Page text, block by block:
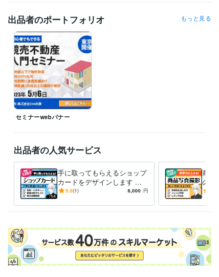
総合旅行業務取扱管理者 取得年 : 1991年
硬筆書写検定
ビジネス・クリエイティブツール
Adobe Photoshop:28年Lightroom:28年
Adobe InDesign:22年
Excel:30年
Google ドキュメント:15年カラーミーショップ:13年
Canva:1年Dreamweaver:22年
Procreate:4年
ペイントツールSAI:8年
ComicStudio:13年
Adobe Audition:6年
得意分野
デザイン制作 印刷物全般
デザイン制作 ブックデザイン、フライヤー、グッズ
学歴
武蔵野美術大学短期大学部 1998年3月 ~ 2001年2月
東京デザイナー・アカデミー 1985年3月 ~ 1987年2月
語学力
英語 日常会話レベル
出品者のポートフォリオ もっと見る
セミナーwebバナー
出品者の人気サービス
手に取ってもらえるショップ
カードをデザインします 印
刷納品までサポートできま
5.0(1) 8,000 円
商品
の写
チ込